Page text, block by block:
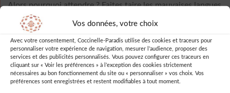
Vos données, votre choix
Avec votre consentement, Coccinelle-Paradis utilise des cookies et traceurs pour
personnaliser votre expérience de navigation, mesurer l’audience, proposer des
services et des publicités personnalisés. Vous pouvez configurer ces traceurs en
cliquant sur « Voir les préférences » à l’exception des cookies strictement
nécessaires au bon fonctionnement du site ou « personnaliser » vos choix. Vos
préférences sont enregistrées et restent modifiables à tout moment.
Alors pourquoi attendre ? Faites taire les mauvaises langues
et jetez-leur une pierre en affichant fièrement votre
nouveau secret de beauté.
Et rappelez-vous : rien ne vaut l’audace pour pimenter la
vie… alors cliquez sur “ajouter au panier” et laissez le Rose
Lettre Pur Seamless Low Waist T-Back faire des miracles !